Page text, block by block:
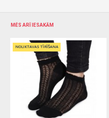
MĒS ARĪ IESAKĀM
NOLIKTAVAS TĪRĪŠANA